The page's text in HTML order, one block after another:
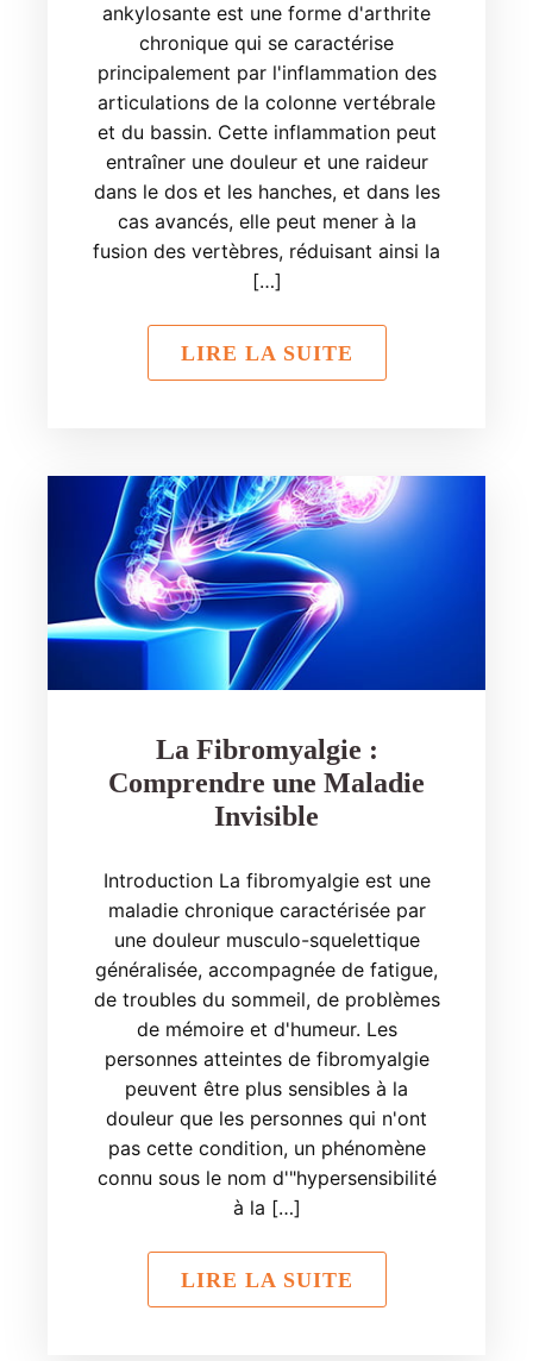
ankylosante est une forme d'arthrite
chronique qui se caractérise
principalement par l'inflammation des
articulations de la colonne vertébrale
et du bassin. Cette inflammation peut
entraîner une douleur et une raideur
dans le dos et les hanches, et dans les
cas avancés, elle peut mener à la
fusion des vertèbres, réduisant ainsi la
[…]
LIRE LA SUITE
La Fibromyalgie :
Comprendre une Maladie
Invisible
Introduction La fibromyalgie est une
maladie chronique caractérisée par
une douleur musculo-squelettique
généralisée, accompagnée de fatigue,
de troubles du sommeil, de problèmes
de mémoire et d'humeur. Les
personnes atteintes de fibromyalgie
peuvent être plus sensibles à la
douleur que les personnes qui n'ont
pas cette condition, un phénomène
connu sous le nom d'"hypersensibilité
à la […]
LIRE LA SUITE